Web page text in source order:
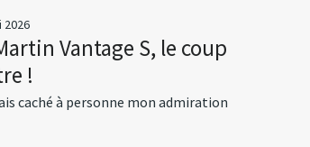
2026
Vantage S, le coup
!
caché à personne mon admiration